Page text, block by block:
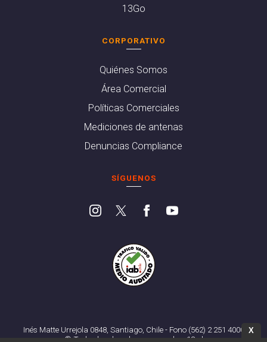
13Go
CORPORATIVO
Quiénes Somos
Área Comercial
Políticas Comerciales
Mediciones de antenas
Denuncias Compliance
SÍGUENOS
Inés Matte Urrejola 0848, Santiago, Chile - Fono (562) 2 251 4000
© Todos los derechos reservados. 13.cl
X